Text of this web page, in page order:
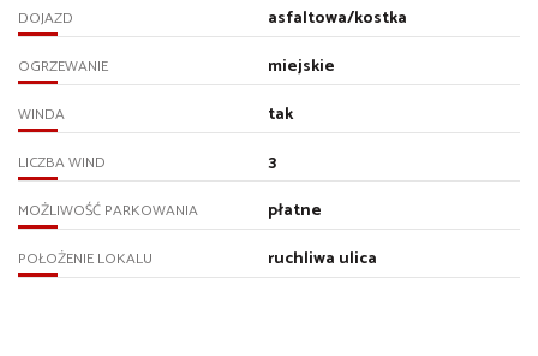
DOJAZD asfaltowa/kostka
OGRZEWANIE miejskie
WINDA tak
LICZBA WIND 3
MOŻLIWOŚĆ PARKOWANIA płatne
POŁOŻENIE LOKALU ruchliwa ulica